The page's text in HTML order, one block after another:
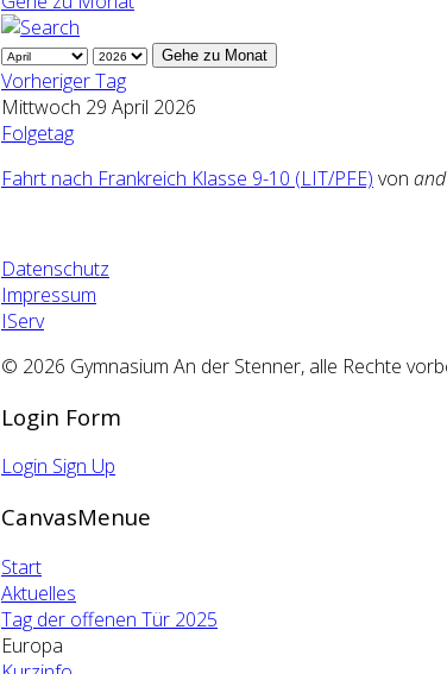
Gehe zu Monat
Vorheriger Tag
Mittwoch 29 April 2026
Folgetag
Fahrt nach Frankreich Klasse 9-10 (LIT/PFE) von and
Datenschutz
Impressum
IServ
© 2026 Gymnasium An der Stenner, alle Rechte
Login Form
Login Sign Up
CanvasMenue
Start
Aktuelles
Tag der offenen Tür 2025
Europa